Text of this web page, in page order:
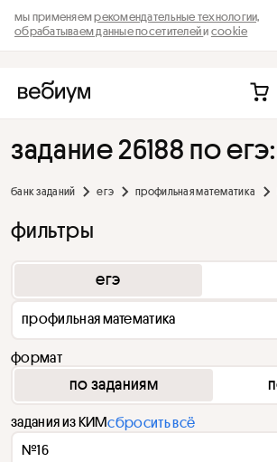
мы применяемрекомендательные технологии,
обрабатываем данные посетителейи cookie
задание 26188 по
банк заданий егэ профильная математика
фильтры
егэ
профильная математика
формат
по заданиям
задания из КИМсбросить всё
№16